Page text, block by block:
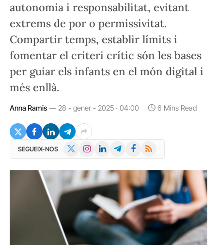
autonomia i responsabilitat, evitant
extrems de por o permissivitat.
Compartir temps, establir límits i
fomentar el criteri crític són les bases
per guiar els infants en el món digital i
més enllà.
Anna Ramis 28 - gener - 2025 · 04:00 6 Mins Read
SEGUEIX-NOS InstagramLinkedInTelegramFacebook
RSS